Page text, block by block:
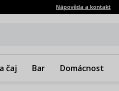
Nápověda a kontakt
čaj Bar Domácnost